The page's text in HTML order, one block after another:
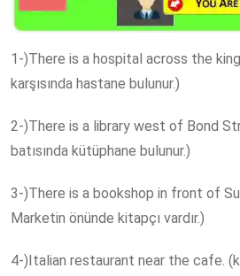
1-)There is a hospital across the
karşısında hastane bulunur.)
2-)There is a library west of Bond
batısında kütüphane bulunur.)
3-)There is a bookshop in front of
Marketin önünde kitapçı vardır.)
4-)Italian restaurant near the cafe.